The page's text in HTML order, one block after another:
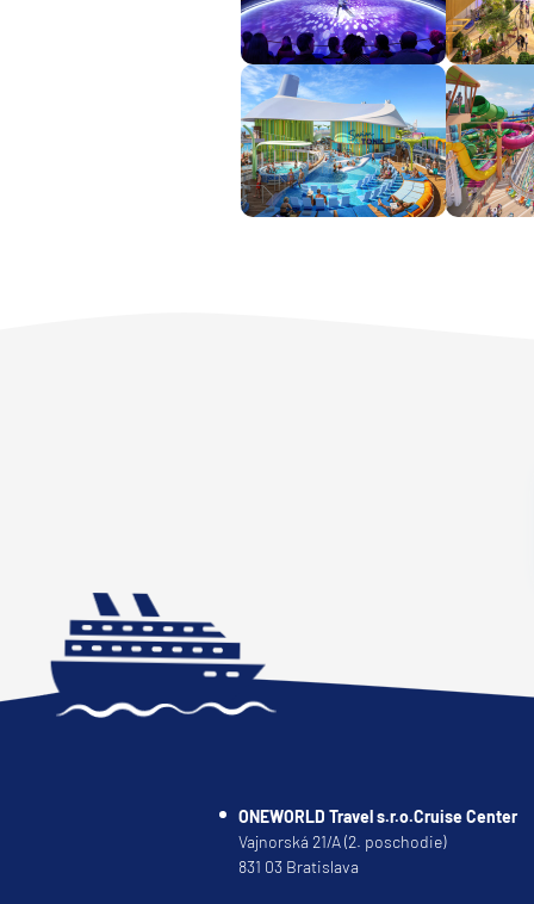
Tahiti a Južný Pacifik
Repozičné plavby
Repozičné plavby
Transatlantické plavby
⇆ Panamský kanál
Potvrdiť
ONEWORLD Travel s.r.o.Cruise Center
Vajnorská 21/A (2. poschodie)
831 03 Bratislava